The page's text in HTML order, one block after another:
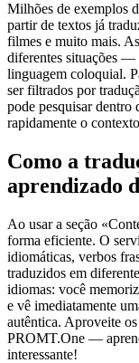
Milhões de exemplos
partir de textos já
filmes e muito mais.
diferentes situações —
linguagem coloquial.
ser filtrados por
pode pesquisar dentro
rapidamente o
Como a
aprendizado
Ao usar a seção
forma eficiente. O
idiomáticas, verbos
traduzidos em
idiomas: você
e vê imediatamente
autêntica. Aproveite
PROMT.One —
interessante!